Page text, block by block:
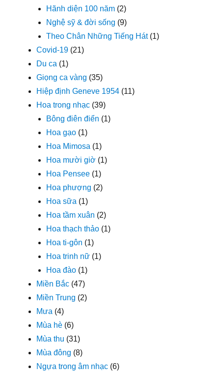
Hãnh diện 100 năm (2)
Nghệ sỹ & đời sống (9)
Theo Chân Những Tiếng Hát(1)
Covid-19 (21)
Du ca (1)
Giọng ca vàng (35)
Hiệp định Geneve 1954 (11)
Hoa trong nhạc (39)
Bông điên điển (1)
Hoa gạo (1)
Hoa Mimosa (1)
Hoa mười giờ (1)
Hoa Pensee (1)
Hoa phượng (2)
Hoa sữa (1)
Hoa tầm xuân (2)
Hoa thạch thảo (1)
Hoa ti-gôn (1)
Hoa trinh nữ (1)
Hoa đào (1)
Miền Bắc (47)
Miền Trung (2)
Mưa (4)
Mùa hè (6)
Mùa thu (31)
Mùa đông (8)
Ngựa trong âm nhạc (6)